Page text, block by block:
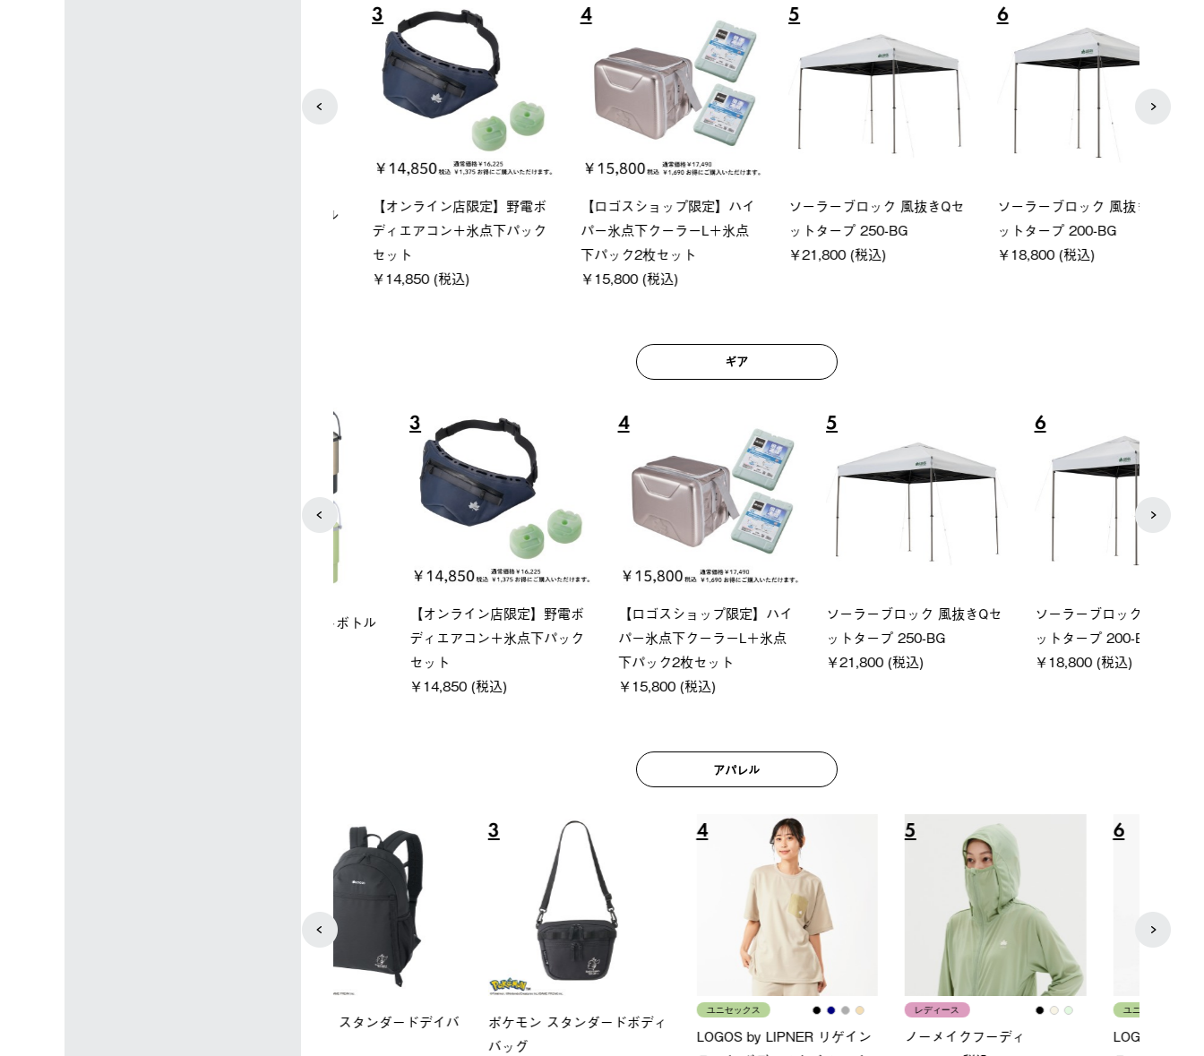
ソーラーブロック 風抜きQセ
ットタープ 250-BG
￥21,800 (税込)
ソーラーブロック 風抜きQセ
ットタープ 200-BG
￥18,800 (税込)
グランベーシック スペースベ
ース・オクタゴン-BJ
￥209,000 (税込)
Q-TOP ソーラーサンドブロッ
クサンシェード-BF
￥16,800 (税込)
ギア
5
ソーラーブロック 風抜きQセ
ットタープ 250-BG
￥21,800 (税込)
ソーラーブロック 風抜きQセ
ットタープ 200-BG
￥18,800 (税込)
7
グランベーシック スペースベ
ース・オクタゴン-BJ
￥209,000 (税込)
Q-TOP ソーラーサンドブロッ
クサンシェード-BF
￥16,800 (税込)
アパレル
LOGOS by LIPNER リゲイン
ＵＶサムホールジップフーデ
8
クールタッチリラックスパン